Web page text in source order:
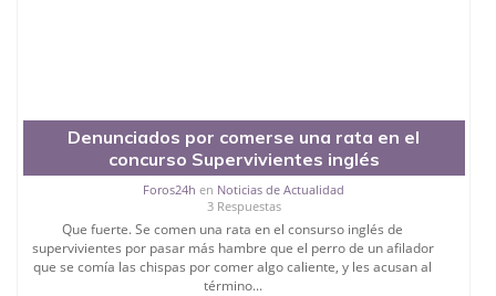
Denunciados por comerse una rata en el
concurso Supervivientes inglés
Foros24h en Noticias de Actualidad
3 Respuestas
Que fuerte. Se comen una rata en el consurso inglés de
supervivientes por pasar más hambre que el perro de un afilador
que se comía las chispas por comer algo caliente, y les acusan al
término...